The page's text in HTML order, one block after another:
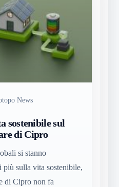
News
sostenibile sul
di Cipro
si stanno
più sulla vita sostenibile,
di Cipro non fa